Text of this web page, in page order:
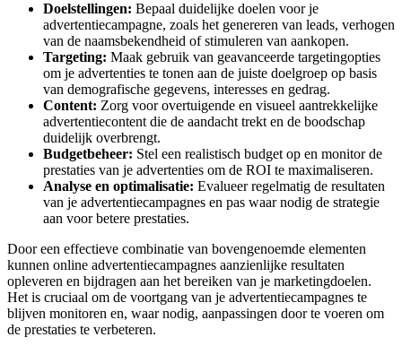
Doelstellingen: Bepaal duidelijke doelen voor je
advertentiecampagne, zoals het genereren van leads, verhogen
van de naamsbekendheid of stimuleren van aankopen.
Targeting: Maak gebruik van geavanceerde targetingopties
om je advertenties te tonen aan de juiste doelgroep op basis
van demografische gegevens, interesses en gedrag.
Content: Zorg voor overtuigende en visueel aantrekkelijke
advertentiecontent die de aandacht trekt en de boodschap
duidelijk overbrengt.
Budgetbeheer: Stel een realistisch budget op en monitor de
prestaties van je advertenties om de ROI te maximaliseren.
Analyse en optimalisatie: Evalueer regelmatig de resultaten
van je advertentiecampagnes en pas waar nodig de strategie
aan voor betere prestaties.
Door een effectieve combinatie van bovengenoemde elementen
kunnen online advertentiecampagnes aanzienlijke resultaten
opleveren en bijdragen aan het bereiken van je marketingdoelen.
Het is cruciaal om de voortgang van je advertentiecampagnes te
blijven monitoren en, waar nodig, aanpassingen door te voeren om
de prestaties te verbeteren.